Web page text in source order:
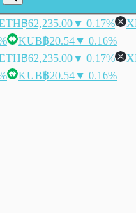
฿62,235.00▼ 0.17%
KUB฿20.54▼ 0.16%
฿62,235.00▼ 0.17%
KUB฿20.54▼ 0.16%